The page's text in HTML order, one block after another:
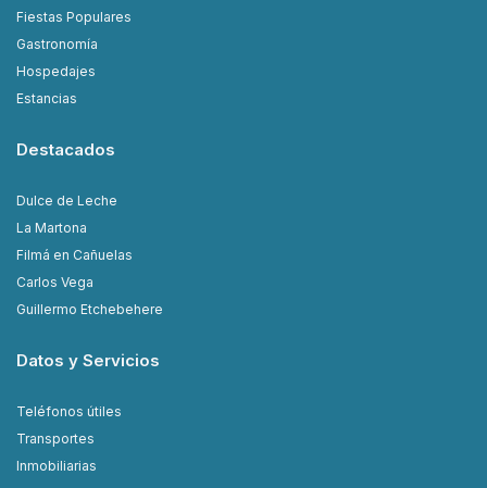
Fiestas Populares
Gastronomía
Hospedajes
Estancias
Destacados
Dulce de Leche
La Martona
Filmá en Cañuelas
Carlos Vega
Guillermo Etchebehere
Datos y Servicios
Teléfonos útiles
Transportes
Inmobiliarias